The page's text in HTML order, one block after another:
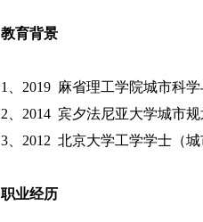
教育背景
1、2019 麻省理工学院城市科
2、2014 宾夕法尼亚大学城市
3、2012 北京大学工学学士（
职业经历